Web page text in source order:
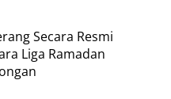
Secara Resmi
Liga Ramadan